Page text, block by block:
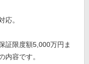
応。
証限度額5,000万円ま
内容です。